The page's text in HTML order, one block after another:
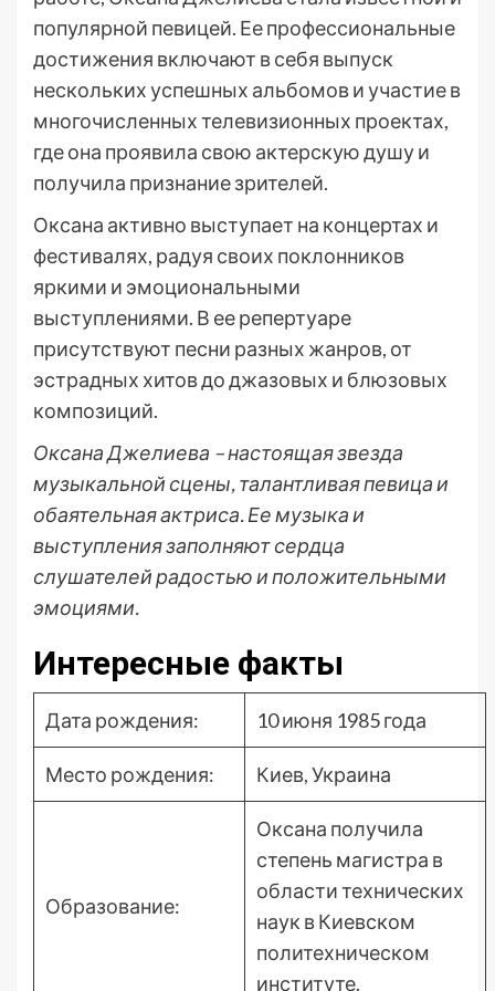
популярной певицей. Ее профессиональные
достижения включают в себя выпуск
нескольких успешных альбомов и участие в
многочисленных телевизионных проектах,
где она проявила свою актерскую душу и
получила признание зрителей.
Оксана активно выступает на концертах и
фестивалях, радуя своих поклонников
яркими и эмоциональными
выступлениями. В ее репертуаре
присутствуют песни разных жанров, от
эстрадных хитов до джазовых и блюзовых
композиций.
Оксана Джелиева – настоящая звезда
музыкальной сцены, талантливая певица и
обаятельная актриса. Ее музыка и
выступления заполняют сердца
слушателей радостью и положительными
эмоциями.
Интересные факты
Дата рождения: 10 июня 1985 года
Место рождения: Киев, Украина
Образование:
Оксана получила
степень магистра в
области технических
наук в Киевском
политехническом
институте.